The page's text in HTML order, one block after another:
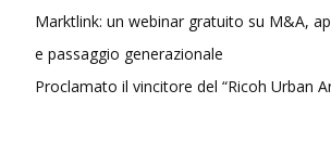
Marktlink: un webinar gratuito su M&A,
e passaggio generazionale
Proclamato il vincitore del “Ricoh Urban